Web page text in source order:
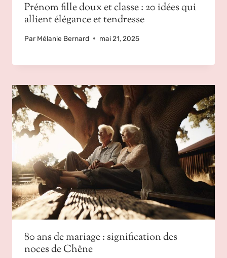
Prénom fille doux et classe : 20 idées qui
allient élégance et tendresse
Par Mélanie Bernard mai 21, 2025
80 ans de mariage : signification des
noces de Chêne